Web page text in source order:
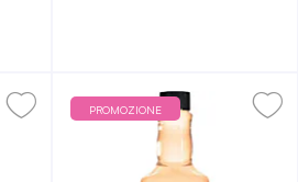
PROMOZIONE